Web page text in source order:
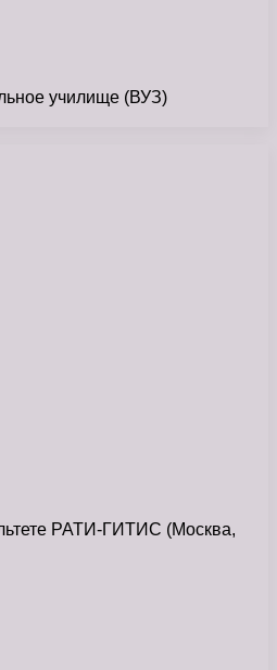
училище (ВУЗ)
РАТИ-ГИТИС (Москва,